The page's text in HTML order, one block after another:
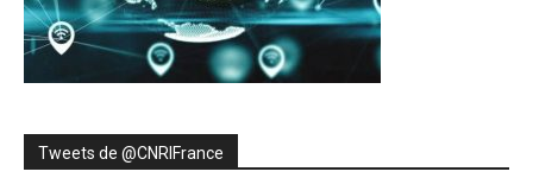
Tweets de ‎@CNRIFrance